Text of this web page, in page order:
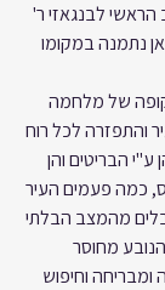
נפטר הרב הראשי לבנגאזי ר'
נתמנה במקומו
של מלחמה
והתפזרה לכל רוח
ע"י הבריטים והן
כמה פעמים העיר
מהמצב הבלתי
מחוסר
וחיפוש